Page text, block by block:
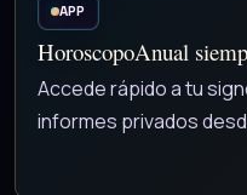
APP
HoroscopoAnual
Accede rápido a tu
informes privados